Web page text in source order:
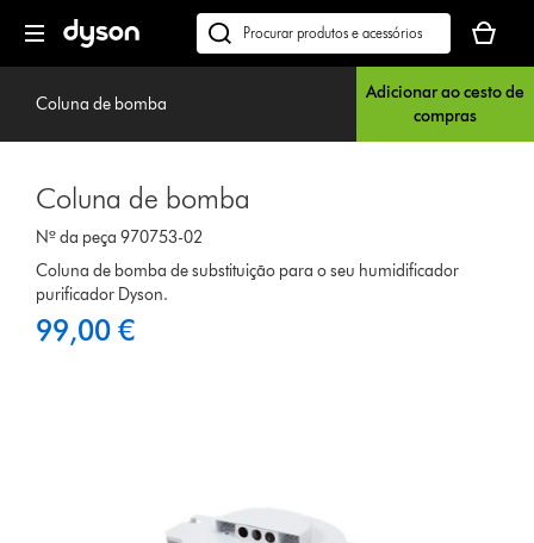
seguinte
Pesquisar
em
seu
cesto
de
compras
está
Coluna de bomba
Adicionar ao cesto de
compras
Coluna de bomba
Nº da peça 970753-02
Coluna de bomba de substituição para o seu humidificador
purificador Dyson.
99,00 €